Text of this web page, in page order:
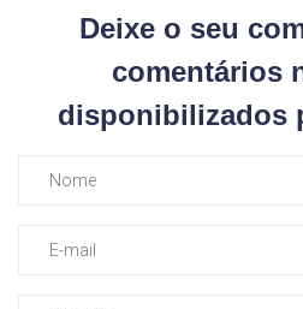
Deixe o seu
comentários
disponibilizados